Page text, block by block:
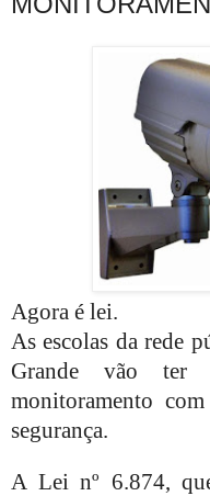
Agora é lei.
As escolas da rede
Grande vão ter
monitoramento
segurança.
A Lei nº 6.874,